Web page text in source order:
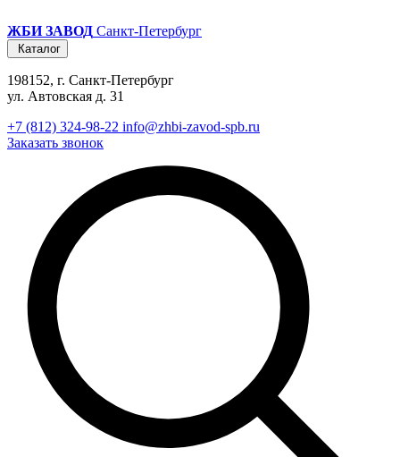
ЖБИ ЗАВОД Санкт-Петербург
Каталог
198152, г. Санкт-Петербург
ул. Автовская д. 31
+7 (812) 324-98-22 info@zhbi-zavod-spb.ru
Заказать звонок